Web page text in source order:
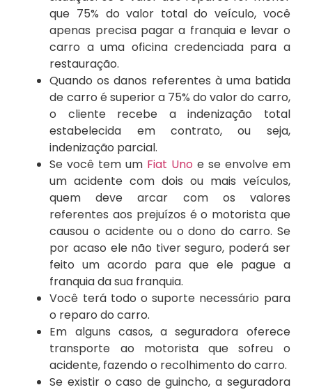
que 75% do valor total do veículo, você
apenas precisa pagar a franquia e levar o
carro a uma oficina credenciada para a
restauração.
Quando os danos referentes à uma batida
de carro é superior a 75% do valor do carro,
o cliente recebe a indenização total
estabelecida em contrato, ou seja,
indenização parcial.
Se você tem um Fiat Uno e se envolve em
um acidente com dois ou mais veículos,
quem deve arcar com os valores
referentes aos prejuízos é o motorista que
causou o acidente ou o dono do carro. Se
por acaso ele não tiver seguro, poderá ser
feito um acordo para que ele pague a
franquia da sua franquia.
Você terá todo o suporte necessário para
o reparo do carro.
Em alguns casos, a seguradora oferece
transporte ao motorista que sofreu o
acidente, fazendo o recolhimento do carro.
Se existir o caso de guincho, a seguradora